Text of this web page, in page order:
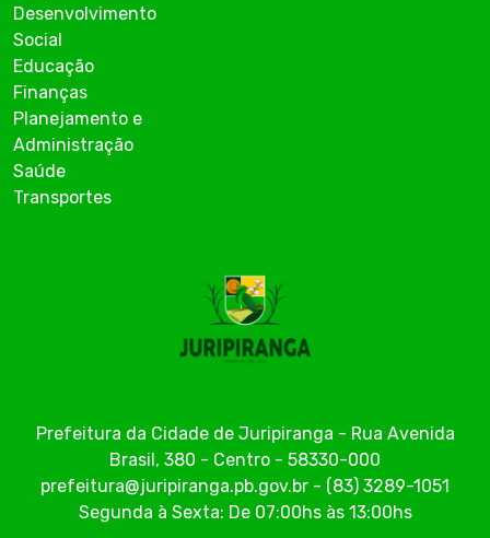
Desenvolvimento
Social
Educação
Finanças
Planejamento e
Administração
Saúde
Transportes
Prefeitura da Cidade de Juripiranga - Rua Avenida
Brasil, 380 - Centro - 58330-000
prefeitura@juripiranga.pb.gov.br - (83) 3289-1051
Segunda à Sexta: De 07:00hs às 13:00hs